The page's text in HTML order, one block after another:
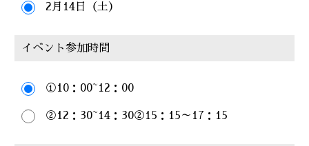
2月14日（土）
イベント参加時間
①10：00~12：00
②12：30~14：30②15：15～17：15